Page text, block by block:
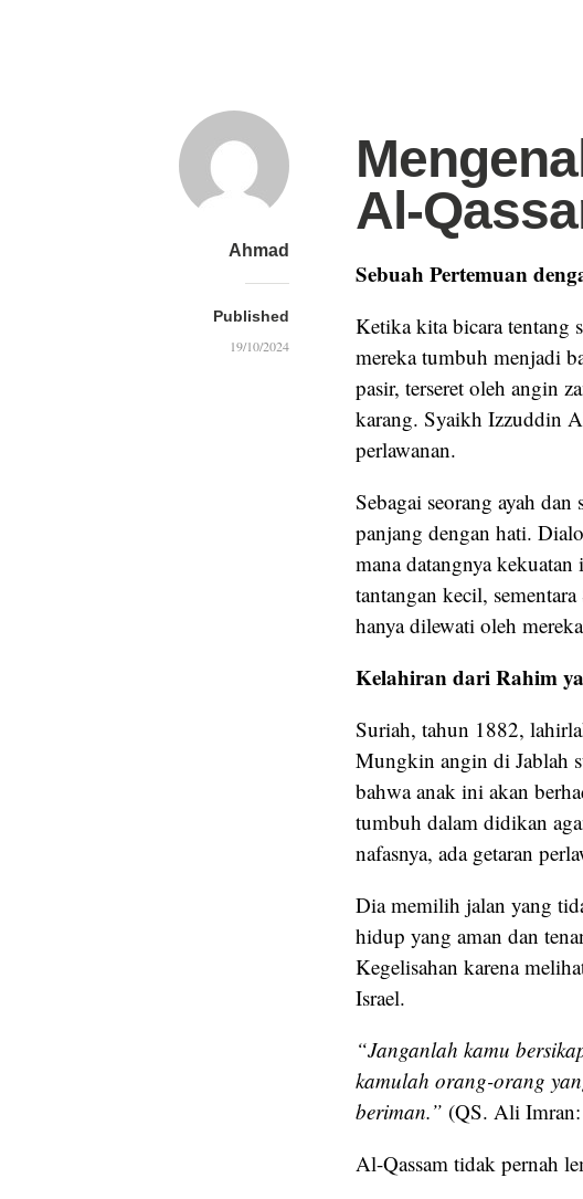
Ahmad
Published
19/10/2024
Al-
Sebuah Pertemuan
Ketika kita bicara tentang
mereka tumbuh menjadi
pasir, terseret oleh angin
karang. Syaikh Izzuddin
perlawanan.
Sebagai seorang ayah
panjang dengan hati.
mana datangnya kekuatan
tantangan kecil,
hanya dilewati oleh
Kelahiran dari Rahim
Suriah, tahun 1882,
Mungkin angin di Jablah
bahwa anak ini akan
tumbuh dalam didikan
nafasnya, ada getaran
Dia memilih jalan yang
hidup yang aman dan
Kegelisahan karena
Israel.
“Janganlah kamu
kamulah orang-orang
beriman.” (QS. Ali
Al-Qassam tidak pernah